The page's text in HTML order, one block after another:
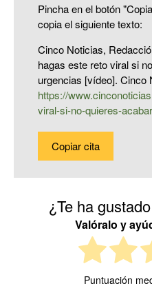
Pincha en el botón
copia el siguiente texto:
Cinco Noticias,
hagas este reto viral si
urgencias [vídeo]. Cinco
https://
viral-si-no-quieres-
Copiar cita
¿Te ha
Valóralo y
Puntuación